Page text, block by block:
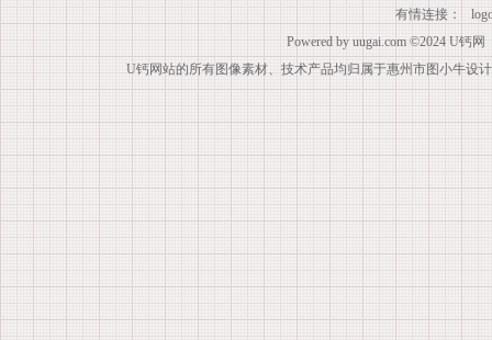
有情连接：
Powered by uugai.com ©2024 U钙网
U钙网站的所有图像素材、技术产品均归属于惠州市图小牛设